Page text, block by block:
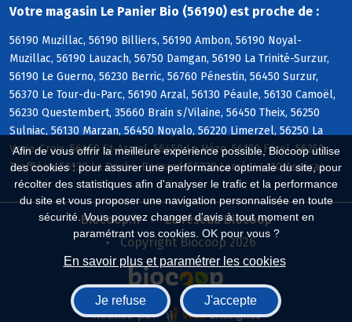
Afin de vous offrir la meilleure expérience possible, Biocoop utilise
des cookies : pour assurer une performance optimale du site, pour
récolter des statistiques afin d'analyser le trafic et la performance
du site et vous proposer une navigation personnalisée en toute
sécurité. Vous pouvez changer d'avis à tout moment en
paramétrant vos cookies. OK pour vous ?
En savoir plus et paramétrer les cookies
Je refuse J'accepte
Votre magasin Le Panier Bio (56190) est proche de :
56190 Muzillac, 56190 Billiers, 56190 Ambon, 56190 Noyal-
Muzillac, 56190 Lauzach, 56750 Damgan, 56190 La Trinité-Surzur,
56190 Le Guerno, 56230 Berric, 56760 Pénestin, 56450 Surzur,
56370 Le Tour-du-Parc, 56190 Arzal, 56130 Péaule, 56130 Camoël,
56230 Questembert, 35660 Brain s/Vilaine, 56450 Theix, 56250
Sulniac, 56130 Marzan, 56450 Noyalo, 56220 Limerzel, 56250 La
Vraie-Croix, 56450 St-Armel, 56450 Le Hézo, 56130 Férel, 56250
Treffléan, 56130 La Roche-Bernard, 56230 Larré, 44410 Assérac
Biocoop.fr
Le réseau Biocoop
Copyright Biocoop 2026
Réalisé par